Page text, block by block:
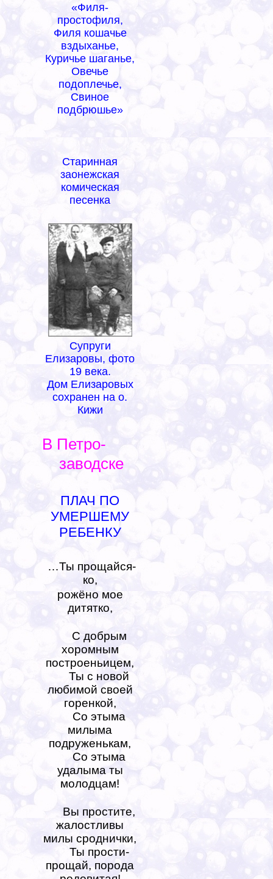
«Филя-
простофиля,
Филя кошачье
вздыханье,
Куричье шаганье,
Овечье
подоплечье,
Свиное
подбрюшье»
Старинная
заонежская
комическая
песенка
Супруги
Елизаровы, фото
19 века.
Дом Елизаровых
сохранен на о.
Кижи
В Петро-
заводске
ПЛАЧ ПО
УМЕРШЕМУ
РЕБЕНКУ
…Ты прощайся-
ко,
рожёно мое
дитятко,
С добрым
хоромным
построеньицем,
Ты с новой
любимой своей
горенкой,
Со этыма
милыма
подруженькам,
Со этыма
удалыма ты
молодцам!
Вы простите,
жалостливы
милы сроднички,
Ты прости-
прощай, порода